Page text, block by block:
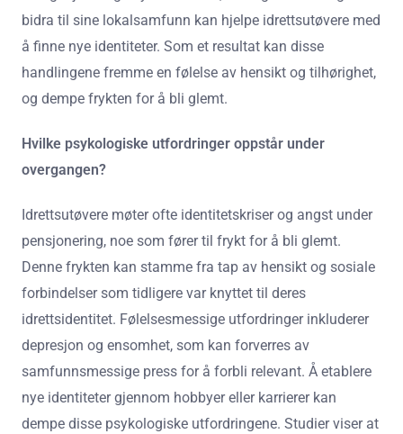
bidra til sine lokalsamfunn kan hjelpe idrettsutøvere med
å finne nye identiteter. Som et resultat kan disse
handlingene fremme en følelse av hensikt og tilhørighet,
og dempe frykten for å bli glemt.
Hvilke psykologiske utfordringer oppstår under
overgangen?
Idrettsutøvere møter ofte identitetskriser og angst under
pensjonering, noe som fører til frykt for å bli glemt.
Denne frykten kan stamme fra tap av hensikt og sosiale
forbindelser som tidligere var knyttet til deres
idrettsidentitet. Følelsesmessige utfordringer inkluderer
depresjon og ensomhet, som kan forverres av
samfunnsmessige press for å forbli relevant. Å etablere
nye identiteter gjennom hobbyer eller karrierer kan
dempe disse psykologiske utfordringene. Studier viser at